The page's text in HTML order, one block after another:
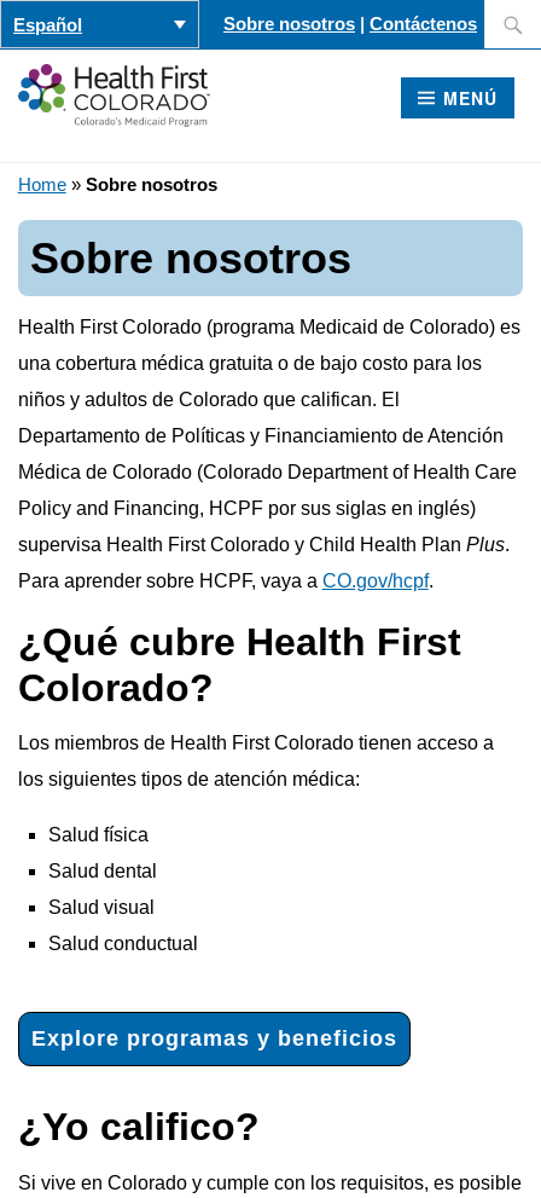
Saltar
al
contenido
Español Sobre nosotros Contáctenos
MENÚ
Home» Sobre nosotros
Sobre nosotros
Health First Colorado (programa Medicaid de Colorado) es
una cobertura médica gratuita o de bajo costo para los
niños y adultos de Colorado que califican. El
Departamento de Políticas y Financiamiento de Atención
Médica de Colorado (Colorado Department of Health Care
Policy and Financing, HCPF por sus siglas en inglés)
supervisa Health First Colorado y Child Health Plan Plus.
Para aprender sobre HCPF, vaya a CO.gov/hcpf.
¿Qué cubre Health First
Colorado?
Los miembros de Health First Colorado tienen acceso a
los siguientes tipos de atención médica:
Salud física
Salud dental
Salud visual
Salud conductual
Explore programas y beneficios
¿Yo califico?
Si vive en Colorado y cumple con los requisitos, es posible